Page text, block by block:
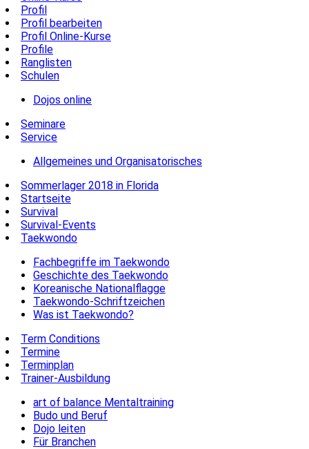
Profil
Profil bearbeiten
Profil Online-Kurse
Profile
Ranglisten
Schulen
Dojos online
Seminare
Service
Allgemeines und Organisatorisches
Sommerlager 2018 in Florida
Startseite
Survival
Survival-Events
Taekwondo
Fachbegriffe im Taekwondo
Geschichte des Taekwondo
Koreanische Nationalflagge
Taekwondo-Schriftzeichen
Was ist Taekwondo?
Term Conditions
Termine
Terminplan
Trainer-Ausbildung
art of balance Mentaltraining
Budo und Beruf
Dojo leiten
Für Branchen